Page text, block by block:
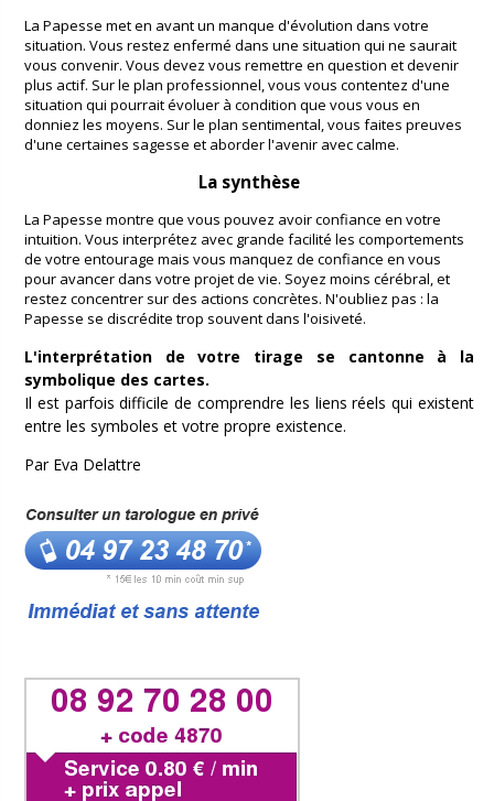
La Papesse met en avant un manque d'évolution dans votre
situation. Vous restez enfermé dans une situation qui ne saurait
vous convenir. Vous devez vous remettre en question et devenir
plus actif. Sur le plan professionnel, vous vous contentez d'une
situation qui pourrait évoluer à condition que vous vous en
donniez les moyens. Sur le plan sentimental, vous faites preuves
d'une certaines sagesse et aborder l'avenir avec calme.
La synthèse
La Papesse montre que vous pouvez avoir confiance en votre
intuition. Vous interprétez avec grande facilité les comportements
de votre entourage mais vous manquez de confiance en vous
pour avancer dans votre projet de vie. Soyez moins cérébral, et
restez concentrer sur des actions concrètes. N'oubliez pas : la
Papesse se discrédite trop souvent dans l'oisiveté.
L'interprétation de votre tirage se cantonne à la
symbolique des cartes.
Il est parfois difficile de comprendre les liens réels qui existent
entre les symboles et votre propre existence.
Par Eva Delattre